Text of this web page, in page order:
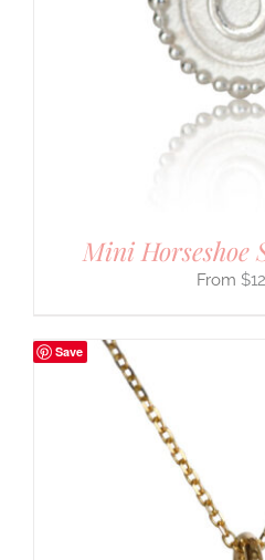
Mini Horseshoe
$
Save